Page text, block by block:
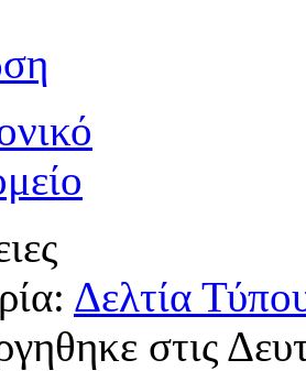
Δελτία
στις